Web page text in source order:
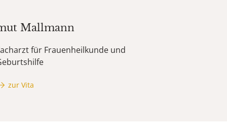
Mallmann
für Frauenheilkunde und
zur Vita